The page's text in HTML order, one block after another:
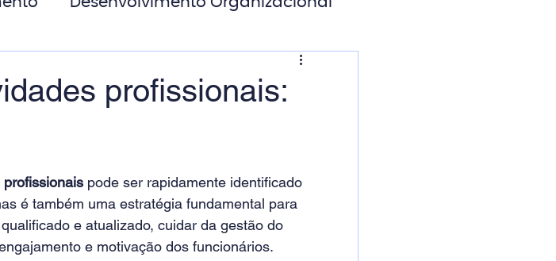
profissionais:
pode ser rapidamente identificado
é também uma estratégia fundamental para
e atualizado, cuidar da gestão do
e motivação dos funcionários.